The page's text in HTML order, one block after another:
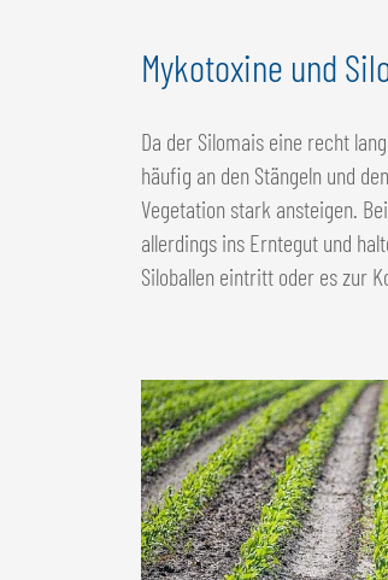
Mykotoxine und
Da der Silomais eine recht
häufig an den Stängeln und
Vegetation stark ansteigen.
allerdings ins Erntegut und
Siloballen eintritt oder es zur